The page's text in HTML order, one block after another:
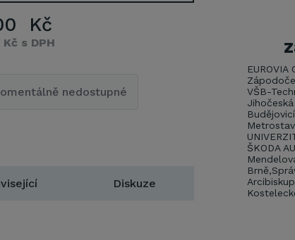
Kč
s DPH
nedostupné
Diskuze
EUROVIA
VŠB-
ŠKODA